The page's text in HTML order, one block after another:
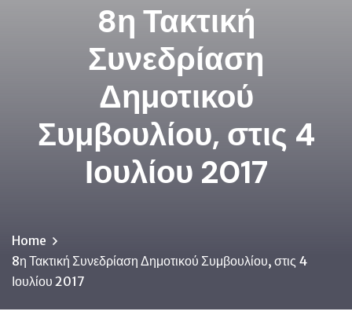
8η Τακτική
Συνεδρίαση
Δημοτικού
Συμβουλίου, στις 4
Ιουλίου 2017
Home
8η Τακτική Συνεδρίαση Δημοτικού Συμβουλίου, στις 4
Ιουλίου 2017